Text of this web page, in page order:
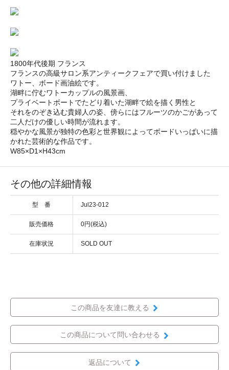
1800年代後期 フランス
フランスの高級サロン系アンティークフェアで買い付けました
ワトー、ボード画油絵です。
湖畔に佇むワトーカップルの風景画、
プライベートボートでたどり着いた湖畔で絵を描く男性と
それをのぞき込む貴婦人の姿、傍らにはフルーツのかごがあって
二人だけの優しい時間が流れます。
穏やかな風景が独特の色彩と世界観によってボードいっぱいに描
かれた芸術的な作品です。
W85×D1×H43cm
その他の詳細情報
型 番 Jul23-012
販売価格 0円(税込)
在庫状況 SOLD OUT
この商品を友達に教える
この商品について問い合わせる
返品について